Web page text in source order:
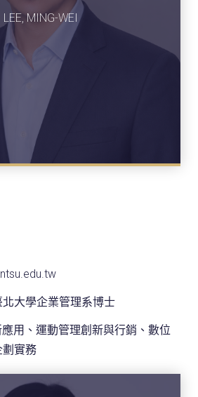
LEE, MING-WEI
大學企業管理系博士
用、運動管理創新與行銷、數位
劃實務